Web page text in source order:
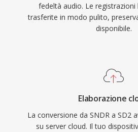
fedeltà audio. Le registrazioni
trasferite in modo pulito,
disponibile.
Elaborazione
La conversione da SNDR a SD2
su server cloud. Il tuo